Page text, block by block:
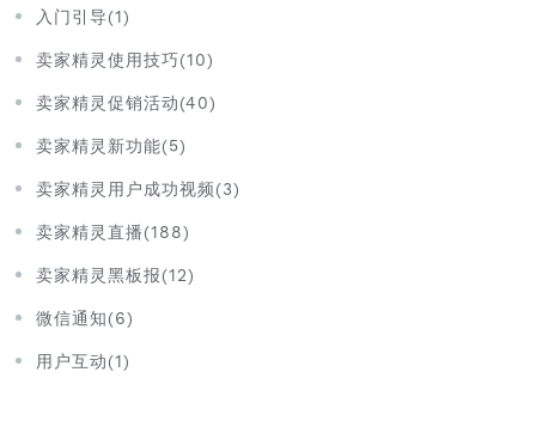
入门引导(1)
卖家精灵使用技巧(10)
卖家精灵促销活动(40)
卖家精灵新功能(5)
卖家精灵用户成功视频(3)
卖家精灵直播(188)
卖家精灵黑板报(12)
微信通知(6)
用户互动(1)